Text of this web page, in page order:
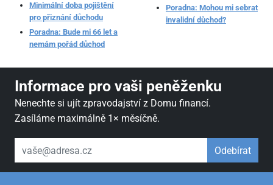
Minimální doba pojištění
pro přiznání důchodu
Poradna: Bude mi 66 let a
nemám pořád důchod
Poradna: Mohou mi sebrat
invalidní důchod?
Informace pro vaši peněženku
Nenechte si ujít zpravodajství z Domu financí.
Zasíláme maximálně 1× měsíčně.
váš email Odebírat